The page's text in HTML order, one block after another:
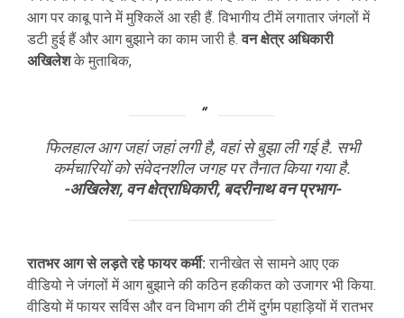
आग पर काबू पाने में मुश्किलें आ रही हैं. विभागीय टीमें लगातार जंगलों में
डटी हुई हैं और आग बुझाने का काम जारी है.वन क्षेत्र अधिकारी
अखिलेशके मुताबिक,
फिलहाल आग जहां जहां लगी है, वहां से बुझा ली गई है. सभी
कर्मचारियों को संवेदनशील जगह पर तैनात किया गया है.
-अखिलेश, वन क्षेत्राधिकारी, बदरीनाथ वन प्रभाग-
रातभर आग से लड़ते रहे फायर कर्मी: रानीखेत से सामने आए एक
वीडियो ने जंगलों में आग बुझाने की कठिन हकीकत को उजागर भी किया.
वीडियो में फायर सर्विस और वन विभाग की टीमें दुर्गम पहाड़ियों में रातभर